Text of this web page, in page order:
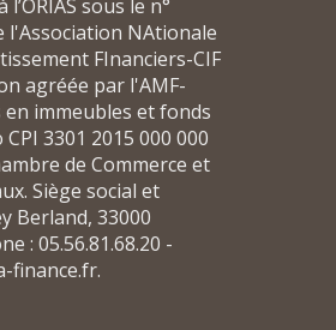
sous le n°
l'Association NAtionale
FInanciers-CIF
agréée par l'AMF-
immeubles et fonds
3301 2015 000 000
de Commerce et
Siège social et
Berland, 33000
: 05.56.81.68.20 -
finance.fr.